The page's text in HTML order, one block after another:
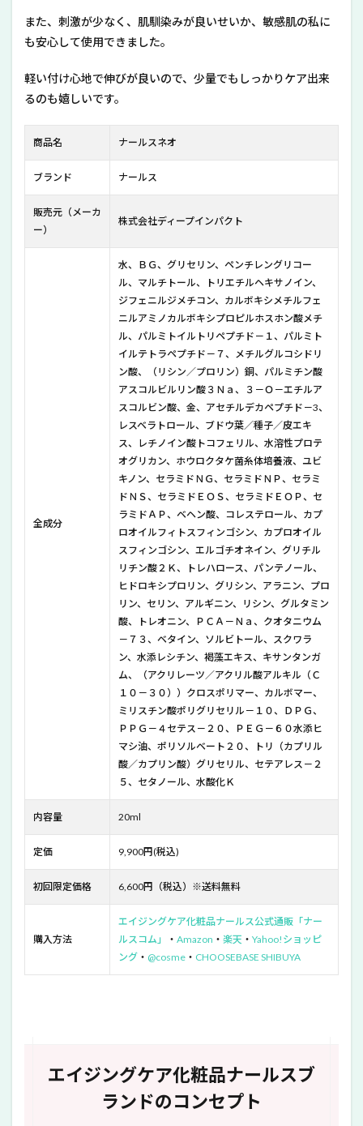
7
ナー
ルス
のメ
イン
成分​​​​
ナー
ルス
ネオ
の全
成分
9
ナー
また、刺激が少なく、肌馴染みが良いせいか、敏感肌の私に
も安心して使用できました。
軽い付け心地で伸びが良いので、少量でもしっかりケア出来
るのも嬉しいです。
商品名 ナールスネオ
ブランド ナールス
販売元（メーカ
ー）
株式会社ディープインパクト
全成分
水、ＢＧ、グリセリン、ペンチレングリコー
ル、マルチトール、トリエチルヘキサノイン、
ジフェニルジメチコン、カルボキシメチルフェ
ニルアミノカルボキシプロピルホスホン酸メチ
ル、パルミトイルトリペプチド－１、パルミト
イルテトラペプチド－７、メチルグルコシドリ
ン酸、（リシン／プロリン）銅、パルミチン酸
アスコルビルリン酸３Ｎａ、３－Ｏ－エチルア
スコルビン酸、金、アセチルデカペプチド－3、
レスベラトロール、ブドウ葉／種子／皮エキ
ス、レチノイン酸トコフェリル、水溶性プロテ
オグリカン、ホウロクタケ菌糸体培養液、ユビ
キノン、セラミドＮＧ、セラミドＮＰ、セラミ
ドＮＳ、セラミドＥＯＳ、セラミドＥＯＰ、セ
ラミドＡＰ、ベヘン酸、コレステロール、カプ
ロオイルフィトスフィンゴシン、カプロオイル
スフィンゴシン、エルゴチオネイン、グリチル
リチン酸２Ｋ、トレハロース、パンテノール、
ヒドロキシプロリン、グリシン、アラニン、プロ
リン、セリン、アルギニン、リシン、グルタミン
酸、トレオニン、ＰＣＡ－Ｎａ、クオタニウム
－７３、ベタイン、ソルビトール、スクワラ
ン、水添レシチン、褐藻エキス、キサンタンガ
ム、（アクリレーツ／アクリル酸アルキル（Ｃ
１０－３０））クロスポリマー、カルボマー、
ミリスチン酸ポリグリセリル－１０、ＤＰＧ、
ＰＰＧ－４セテス－２０、ＰＥＧ－６０水添ヒ
マシ油、ポリソルベート２０、トリ（カプリル
酸／カプリン酸）グリセリル、セテアレス－２
５、セタノール、水酸化Ｋ
内容量 20ml
定価 9,900円(税込)
初回限定価格 6,600円（税込）※送料無料
購入方法
エイジングケア化粧品ナールス公式通販「ナー
ルスコム」
・ Amazon ・ 楽天 ・ Yahoo!ショッピ
ング ・ @cosme ・ CHOOSEBASE SHIBUYA
エイジングケア化粧品ナールスブ
ランドのコンセプト